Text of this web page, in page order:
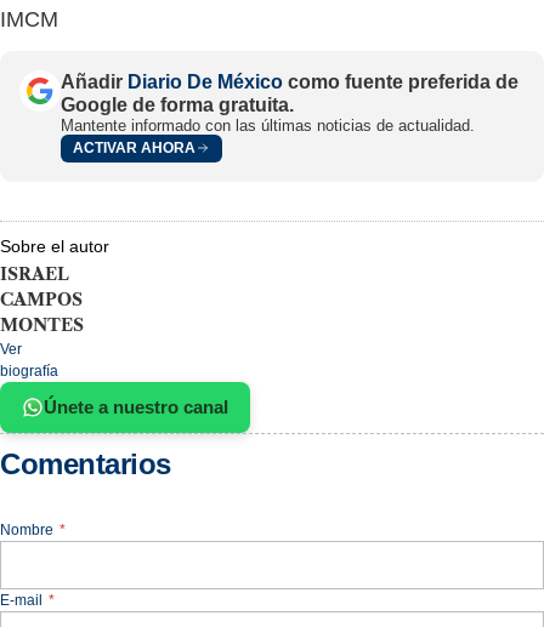
IMCM
Añadir Diario De México como fuente preferida de
Google de forma gratuita.
Mantente informado con las últimas noticias de actualidad.
ACTIVAR AHORA
Sobre el autor
ISRAEL
CAMPOS
MONTES
Ver
biografía
Únete a nuestro canal
Comentarios
Nombre *
E-mail *